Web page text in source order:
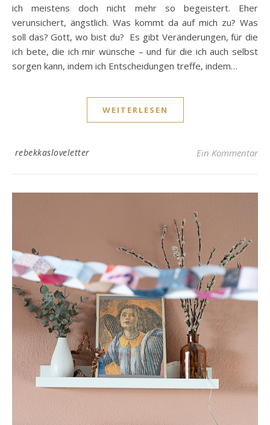
ich meistens doch nicht mehr so begeistert. Eher
verunsichert, ängstlich. Was kommt da auf mich zu? Was
soll das? Gott, wo bist du? Es gibt Veränderungen, für die
ich bete, die ich mir wünsche – und für die ich auch selbst
sorgen kann, indem ich Entscheidungen treffe, indem…
WEITERLESEN
rebekkasloveletter Ein Kommentar